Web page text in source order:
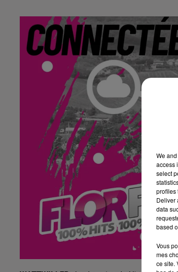
We and
access
select
profiles
Deliver
data
based
Vous
mes
ce site.